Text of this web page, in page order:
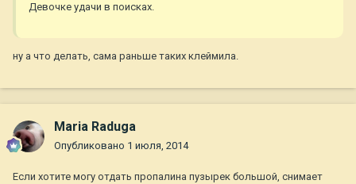
Девочке удачи в поисках.
ну а что делать, сама раньше таких клеймила.
Maria Raduga
Опубликовано 1 июля, 2014
Если хотите могу отдать пропалина пузырек большой, снимает